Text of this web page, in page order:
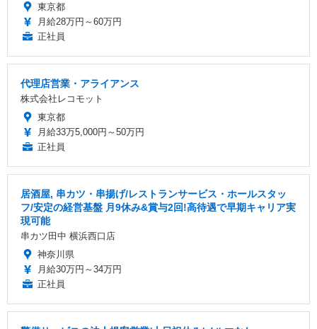
東京都
月給28万円～60万円
正社員
代理店営業・アライアンス
株式会社レコモット
東京都
月給33万5,000円～50万円
正社員
居酒屋, 串カツ・串揚げ/レストランサービス・ホールスタッ
フ/安定の経営基盤 月9休み&賞与2回!高待遇で早期キャリア実
現可能
串カツ田中 横浜西口店
神奈川県
月給30万円～34万円
正社員